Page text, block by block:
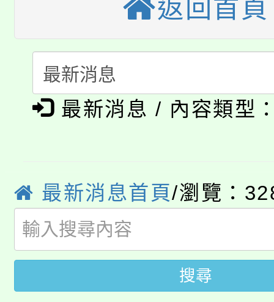
半價優惠，詳情可洽有
者。
份教師增能研習
大溪自造教育及科技
份教師研習
淨零綠生活教案入校路
會
115年食農教育專業人
程
「本色祭」8/29、30在
局官網。
8月14至27日，桃園電
開!
115年桃園市運動會8/
田徑場及游泳池舉行。
桃園市低收入戶享有免
視費優惠，中低收入戶
大園自造教育及科技
返回首頁
最新消息 / 內容類型
最新消息首頁/瀏覽：
搜尋